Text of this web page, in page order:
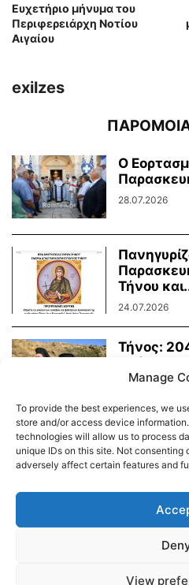
Ευχετήριο μήνυμα του
Περιφερειάρχη Νοτίου
Αιγαίου
exilzes
Ο
28.07.2026
Τήνου
24.07.2026
Τήνος:
Οράματος
24.07.2026
Δημοτικό Λιμενικό Ταμείο
©
Manage
To provide the best experiences, we
store and/or access device
technologies will allow us to process
unique IDs on this site. Not
adversely affect certain features and
View